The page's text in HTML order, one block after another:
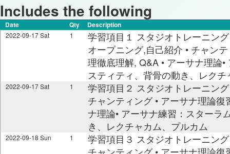
Includes the following
Date Qty Description
2022-09-17 Sat 1
学習項目１ スタジオトレーニン
オープニング,自己紹介 • チャン
理徹底理解, Q&A • アーサナ理論
スティティ、背骨の動き、レク
2022-09-17 Sat 1
学習項目２ スタジオトレーニン
チャンティング • アーサナ理論
ナ理論• アーサナ練習：スターラ
き、レクチャカム、プルカム
2022-09-18 Sun 1
学習項目３ スタジオトレーニン